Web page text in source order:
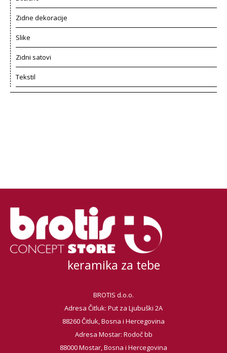
Zidne dekoracije
Slike
Zidni satovi
Tekstil
keramika za tebe
BROTIS d.o.o.
Adresa Čitluk: Put za Ljubuški 2A
88260 Čitluk, Bosna i Hercegovina
Adresa Mostar: Rodoč bb
88000 Mostar, Bosna i Hercegovina